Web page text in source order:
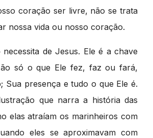
coração ser livre, não se trata
nossa vida ou nosso coração.
de Jesus. Ele é a chave
só o que Ele fez, faz ou fará,
Sua presença e tudo o que Ele é.
que narra a história das
elas atraíam os marinheiros com
eles se aproximavam com